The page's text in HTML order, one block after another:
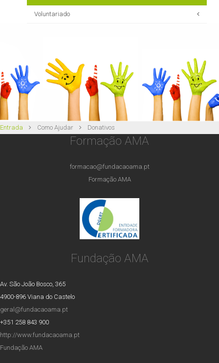
Voluntariado
Entrada Como Ajudar Donativos
Formação AMA
formacao@fundacaoama.pt
Formação AMA
Fundação AMA
Av. São João Bosco, 365
4900-896 Viana do Castelo
geral@fundacaoama.pt
+351 258 843 900
http://www.fundacaoama.pt
Fundação AMA